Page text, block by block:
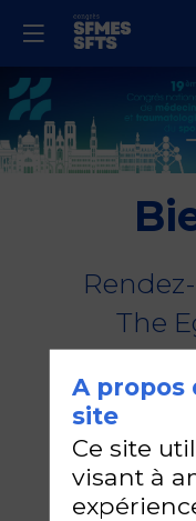
The
A propos
site
Ce site
visant à